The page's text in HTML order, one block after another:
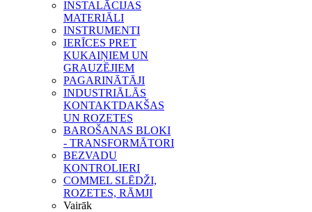
INSTALĀCIJAS
MATERIĀLI
INSTRUMENTI
IERĪCES PRET
KUKAIŅIEM UN
GRAUZĒJIEM
PAGARINĀTĀJI
INDUSTRIĀLĀS
KONTAKTDAKŠAS
UN ROZETES
BAROŠANAS BLOKI
- TRANSFORMĀTORI
BEZVADU
KONTROLIERI
COMMEL SLĒDŽI,
ROZETES, RĀMJI
Vairāk